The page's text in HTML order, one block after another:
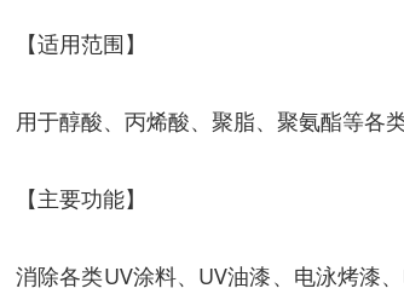
【适用范围】
用于醇酸、丙烯酸、聚脂、聚氨酯等各
【主要功能】
消除各类UV涂料、UV油漆、电泳烤漆